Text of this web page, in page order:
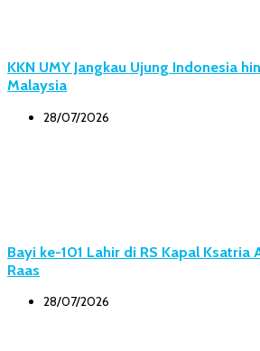
KKN UMY Jangkau Ujung Indonesia
Malaysia
28/07/2026
Bayi ke-101 Lahir di RS Kapal Ksatria
Raas
28/07/2026